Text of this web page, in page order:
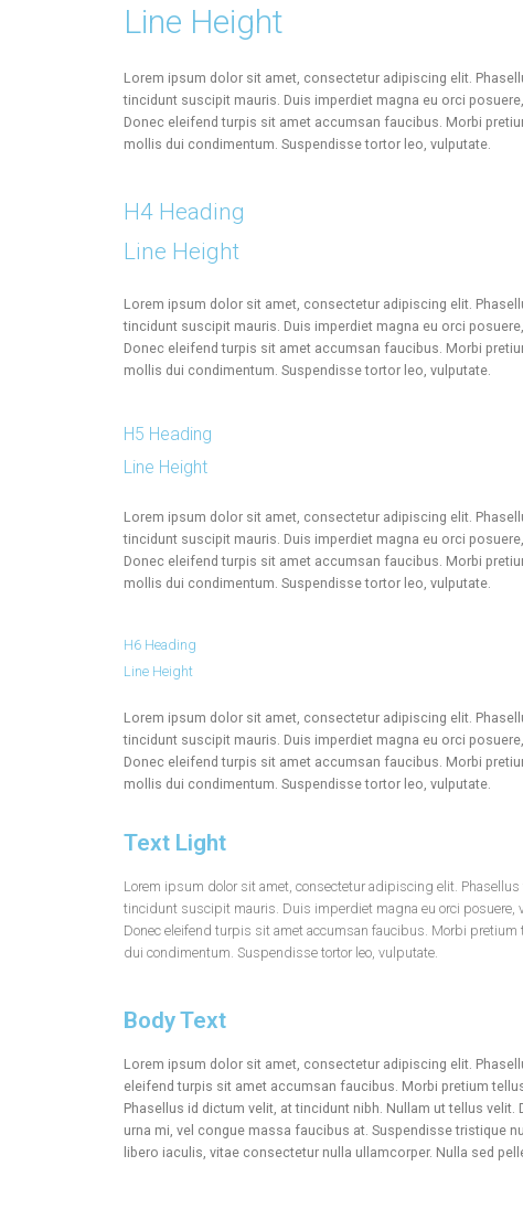
Line Height
Lorem ipsum dolor sit amet, consectetur adipiscing elit.
tincidunt suscipit mauris. Duis imperdiet magna eu orci
Donec eleifend turpis sit amet accumsan faucibus. Morbi
mollis dui condimentum. Suspendisse tortor leo, vulputate.
H4 Heading
Line Height
Lorem ipsum dolor sit amet, consectetur adipiscing elit.
tincidunt suscipit mauris. Duis imperdiet magna eu orci
Donec eleifend turpis sit amet accumsan faucibus. Morbi
mollis dui condimentum. Suspendisse tortor leo, vulputate.
H5 Heading
Line Height
Lorem ipsum dolor sit amet, consectetur adipiscing elit.
tincidunt suscipit mauris. Duis imperdiet magna eu orci
Donec eleifend turpis sit amet accumsan faucibus. Morbi
mollis dui condimentum. Suspendisse tortor leo, vulputate.
H6 Heading
Line Height
Lorem ipsum dolor sit amet, consectetur adipiscing elit.
tincidunt suscipit mauris. Duis imperdiet magna eu orci
Donec eleifend turpis sit amet accumsan faucibus. Morbi
mollis dui condimentum. Suspendisse tortor leo, vulputate.
Text Light
Lorem ipsum dolor sit amet, consectetur adipiscing elit.
tincidunt suscipit mauris. Duis imperdiet magna eu orci posuere,
Donec eleifend turpis sit amet accumsan faucibus. Morbi
dui condimentum. Suspendisse tortor leo, vulputate.
Body Text
Lorem ipsum dolor sit amet, consectetur adipiscing elit.
eleifend turpis sit amet accumsan faucibus. Morbi pretium
Phasellus id dictum velit, at tincidunt nibh. Nullam ut tellus
urna mi, vel congue massa faucibus at. Suspendisse tristique
libero iaculis, vitae consectetur nulla ullamcorper. Nulla sed